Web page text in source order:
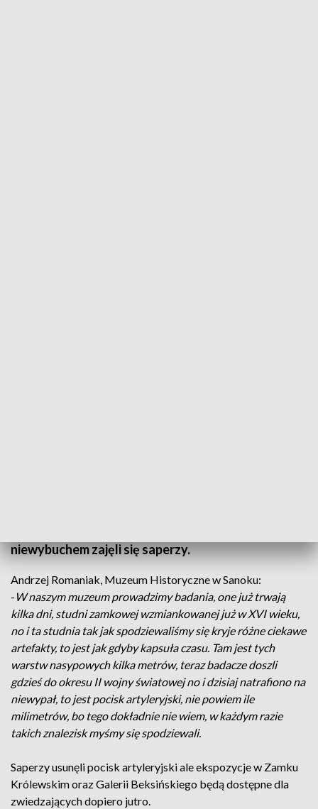
niewybuchem zajęli się saperzy.
Andrzej Romaniak, Muzeum Historyczne w Sanoku:
- W naszym muzeum prowadzimy badania, one już trwają
kilka dni, studni zamkowej wzmiankowanej już w XVI wieku,
no i ta studnia tak jak spodziewaliśmy się kryje różne ciekawe
artefakty, to jest jak gdyby kapsuła czasu. Tam jest tych
warstw nasypowych kilka metrów, teraz badacze doszli
gdzieś do okresu II wojny światowej no i dzisiaj natrafiono na
niewypał, to jest pocisk artyleryjski, nie powiem ile
milimetrów, bo tego dokładnie nie wiem, w każdym razie
takich znalezisk myśmy się spodziewali.
Saperzy usunęli pocisk artyleryjski ale ekspozycje w Zamku
Królewskim oraz Galerii Beksińskiego będą dostępne dla
zwiedzających dopiero jutro.